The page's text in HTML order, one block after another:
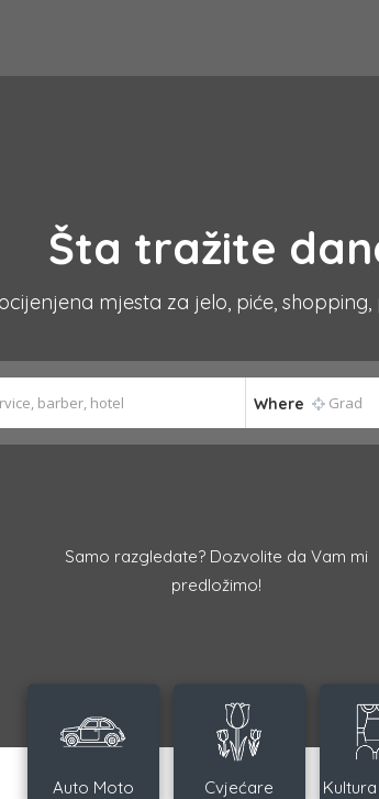
Šta tražite
mjesta za jelo, piće,
Where
Samo razgledate? Dozvolite da Vam mi
predložimo!
Auto Moto Cvjećare